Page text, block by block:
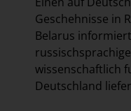
Geschehnisse in
Belarus
wissenschaftlich
Deutschland